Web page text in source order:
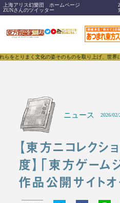
上海アリス幻樂団 ホームページ
ZUNさんのツイッター
文化の姿そのものを取り上げ、世界に向け
ニュース 2026/02/
【東方ニコレク
度】「東方ゲーム
作品公開サイトオ